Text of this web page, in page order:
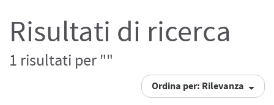
Risultati di ricerca
1 risultati per ""
Ordina per: Rilevanza